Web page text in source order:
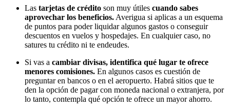
Las tarjetas de crédito son muy útiles cuando sabes
aprovechar los beneficios. Averigua si aplicas a un esquema
de puntos para poder liquidar algunos gastos o conseguir
descuentos en vuelos y hospedajes. En cualquier caso, no
satures tu crédito ni te endeudes.
Si vas a cambiar divisas, identifica qué lugar te ofrece
menores comisiones. En algunos casos es cuestión de
preguntar en bancos o en el aeropuerto. Habrá sitios que te
den la opción de pagar con moneda nacional o extranjera, por
lo tanto, contempla qué opción te ofrece un mayor ahorro.